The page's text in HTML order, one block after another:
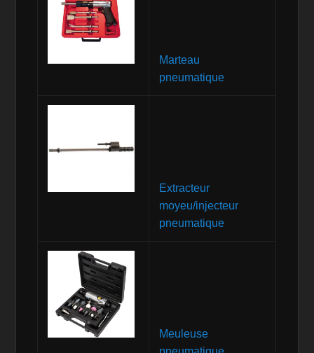
Marteau
pneumatique
Extracteur
moyeu/injecteur
pneumatique
Meuleuse